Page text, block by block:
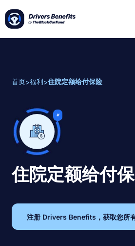
首页>福利>住院定额给付保险
新
住院定额给付
注册 Drivers Benefits，获取您所